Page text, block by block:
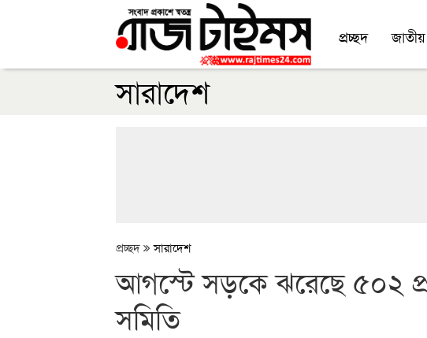
প্রচ্ছদ জাতীয়
সারাদেশ
প্রচ্ছদ সারাদেশ
আগস্টে সড়কে ঝরেছে ৫০২
সমিতি